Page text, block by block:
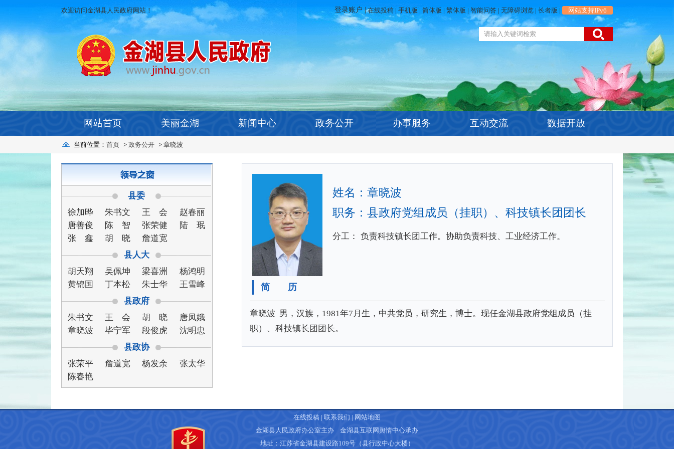
欢迎访问金湖县人民政府网站！ 在线投稿 | 手机版 | 简体版 | 繁体版 | 智能问答 | 无障碍浏览 | 长者版 | 网站支持IPv6
网站首页 美丽金湖 新闻中心 政务公开 办事服务 互动交流 数据开放
当前位置： 首页 > 政务公开 > 章晓波
县委
徐加晔
朱书文 王 会
赵春丽
唐善俊
陈 智 张荣健
陆 珉
张 鑫
胡 晓
詹道宽
县人大
胡天翔
吴佩坤 梁喜洲
杨鸿明
黄锦国
丁本松 朱士华
王雪峰
县政府
朱书文
王 会 胡 晓
唐凤娥
章晓波
毕宁军 段俊虎
沈明忠
县政协
张荣平
詹道宽 杨发余
张太华
陈春艳
姓名：章晓波
职务：县政府党组成员（挂职）、科技镇长团团长
分工： 负责科技镇长团工作。协助负责科技、工业经济工作。
简 历
章晓波 男，汉族，1981年7月生，中共党员，研究生，博士。现任金湖县政府党组成员（挂
职）、科技镇长团团长。
在线投稿 | 联系我们 | 网站地图
金湖县人民政府办公室主办 金湖县互联网舆情中心承办
地址：江苏省金湖县建设路109号（县行政中心大楼）